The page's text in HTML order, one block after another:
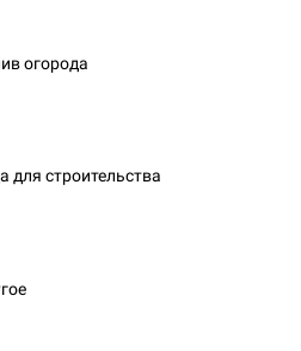
огорода
для строительства